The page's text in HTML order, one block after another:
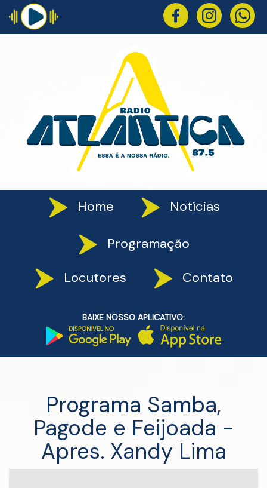
Home Notícias
Programação
Locutores
Contato
BAIXE NOSSO APLICATIVO:
Programa Samba,
Pagode e Feijoada -
Apres. Xandy Lima